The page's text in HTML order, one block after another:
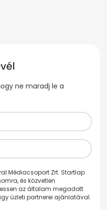
ne maradj le a
Médiacsoport Zrt. Startlap
és közvetlen
az általam megadott
üzleti partnerei ajánlatával.